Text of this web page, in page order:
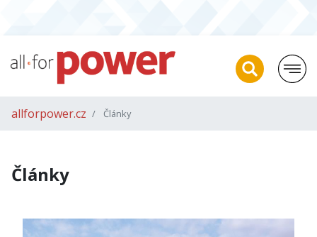
allforpower.cz Články
Články